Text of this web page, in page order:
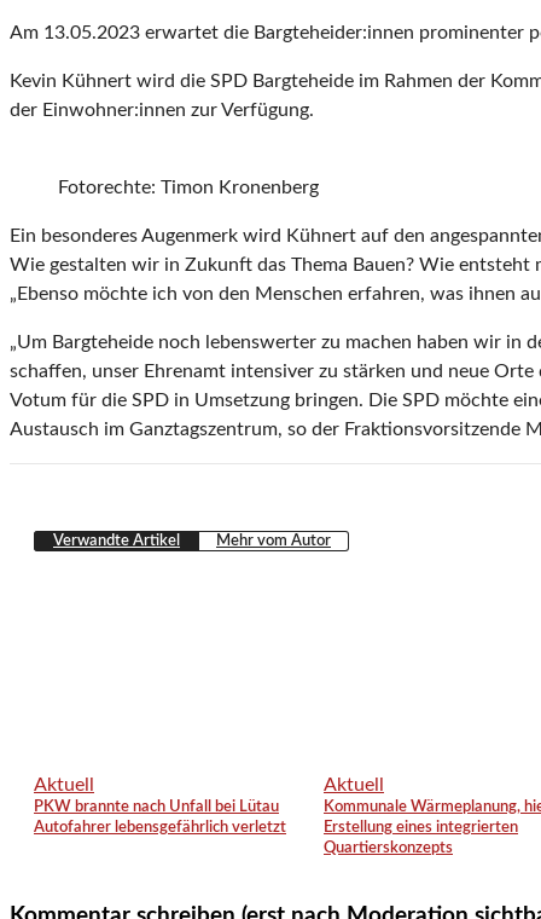
Am 13.05.2023 erwartet die Bargteheider:innen prominenter
Kevin Kühnert wird die SPD Bargteheide im Rahmen der
der Einwohner:innen zur Verfügung.
Fotorechte: Timon Kronenberg
Ein besonderes Augenmerk wird Kühnert auf den
Wie gestalten wir in Zukunft das Thema Bauen? Wie entsteht
„Ebenso möchte ich von den Menschen erfahren, was ihnen
„Um Bargteheide noch lebenswerter zu machen haben wir in
schaffen, unser Ehrenamt intensiver zu stärken und neue
Votum für die SPD in Umsetzung bringen. Die SPD möchte
Austausch im Ganztagszentrum, so der Fraktionsvorsitzende
Verwandte Artikel Mehr vom Autor
Aktuell
PKW brannte nach Unfall bei Lütau
Autofahrer lebensgefährlich verletzt
Aktuell
Kommunale Wärmeplanung,
Erstellung eines integrierten
Quartierskonzepts